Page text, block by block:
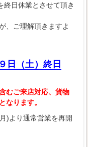
終日休業とさせて頂き
、ご理解頂きますよ
日（土）終日
むご来店対応、貨物
なります。
)より通常営業を再開